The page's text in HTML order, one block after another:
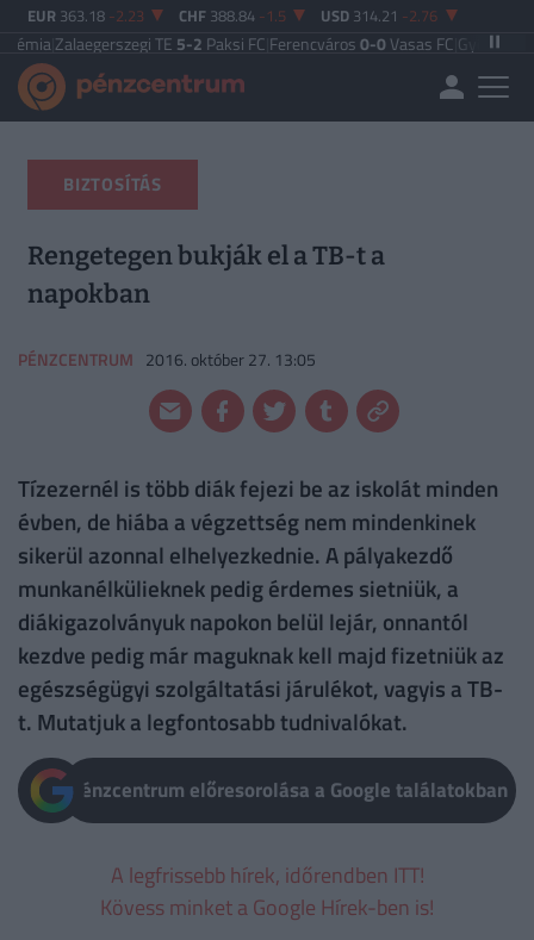
EUR 363.18 -2.23 CHF 388.84 -1.5 USD 314.21 -2.76
TE5-2Paksi FC|Ferencváros0-0Vasas FC|Győri ETO FC 4-0
BIZTOSÍTÁS
Rengetegen bukják el a TB-t a
napokban
PÉNZCENTRUM 2016. október 27. 13:05
Tízezernél is több diák fejezi be az iskolát minden
évben, de hiába a végzettség nem mindenkinek
sikerül azonnal elhelyezkednie. A pályakezdő
munkanélkülieknek pedig érdemes sietniük, a
diákigazolványuk napokon belül lejár, onnantól
kezdve pedig már maguknak kell majd fizetniük az
egészségügyi szolgáltatási járulékot, vagyis a TB-
t. Mutatjuk a legfontosabb tudnivalókat.
Pénzcentrum előresorolása a Google találatokban
A legfrissebb hírek, időrendben ITT!
Kövess minket a Google Hírek-ben is!